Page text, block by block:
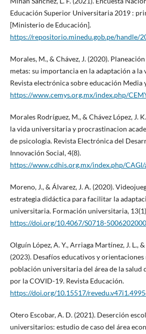
Educación Superior Universitaria 2019 :
[Ministerio de Educación].
https://repositorio.minedu.gob.pe/handle/
Morales, M., & Chávez, J. (2020).
metas: su importancia en la adaptación a
Revista electrónica sobre educación Media
https://www.cemys.org.mx/index.php/
Morales Rodrí­guez, M., & Chávez López, J.
la vida universitaria y procrastinacion
de psicologia. Revista Electrónica del
Innovación Social, 4(8).
https://www.cdhis.org.mx/index.php/
Moreno, J., & Álvarez, J. A. (2020).
estrategia didáctica para facilitar la
universitaria. Formación universitaria,
https://doi.org/10.4067/S0718-
Olguín López, A. Y., Arriaga Martínez, J. L.,
(2023). Desafíos educativos y
población universitaria del área de la salud
por la COVID-19. Revista Educación.
https://doi.org/10.15517/
Otero Escobar, A. D. (2021). Deserción
universitarios: estudio de caso del área